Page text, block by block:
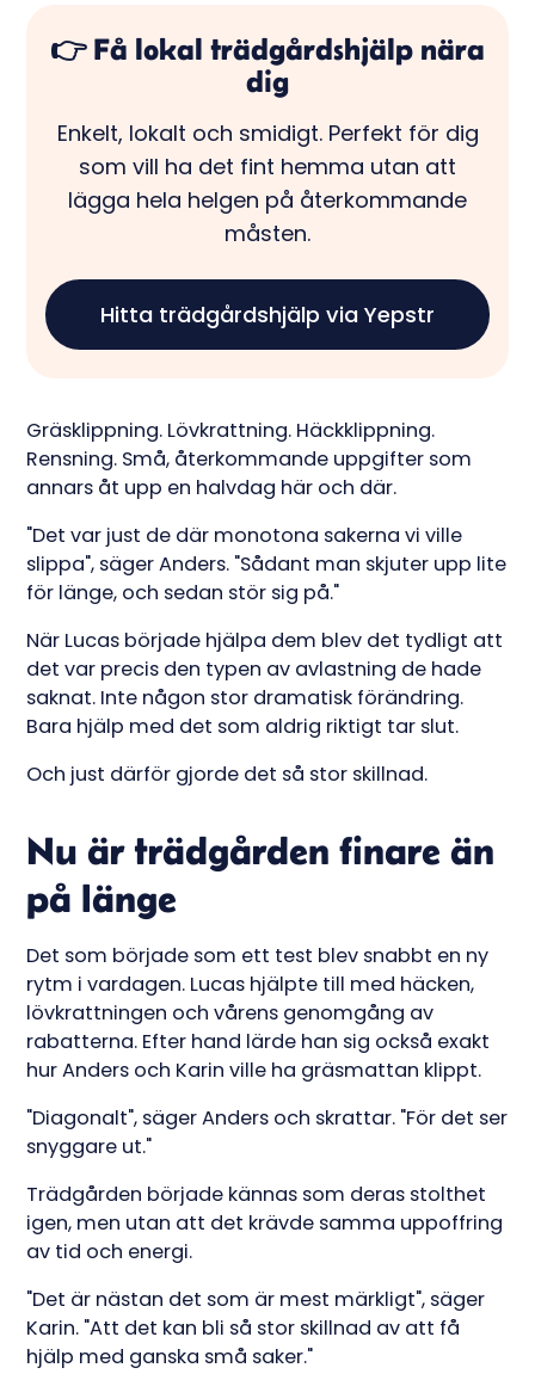
👉 Få lokal trädgårdshjälp nära
dig
Enkelt, lokalt och smidigt. Perfekt för dig
som vill ha det fint hemma utan att
lägga hela helgen på återkommande
måsten.
Hitta trädgårdshjälp via Yepstr
Gräsklippning. Lövkrattning. Häckklippning.
Rensning. Små, återkommande uppgifter som
annars åt upp en halvdag här och där.
"Det var just de där monotona sakerna vi ville
slippa", säger Anders. "Sådant man skjuter upp lite
för länge, och sedan stör sig på."
När Lucas började hjälpa dem blev det tydligt att
det var precis den typen av avlastning de hade
saknat. Inte någon stor dramatisk förändring.
Bara hjälp med det som aldrig riktigt tar slut.
Och just därför gjorde det så stor skillnad.
Nu är trädgården finare än
på länge
Det som började som ett test blev snabbt en ny
rytm i vardagen. Lucas hjälpte till med häcken,
lövkrattningen och vårens genomgång av
rabatterna. Efter hand lärde han sig också exakt
hur Anders och Karin ville ha gräsmattan klippt.
"Diagonalt", säger Anders och skrattar. "För det ser
snyggare ut."
Trädgården började kännas som deras stolthet
igen, men utan att det krävde samma uppoffring
av tid och energi.
"Det är nästan det som är mest märkligt", säger
Karin. "Att det kan bli så stor skillnad av att få
hjälp med ganska små saker."